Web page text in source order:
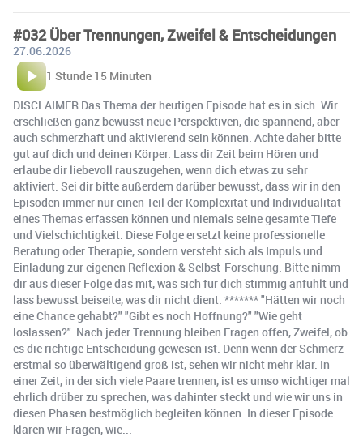
#032 Über Trennungen, Zweifel & Entscheidungen
27.06.2026
1 Stunde 15 Minuten
DISCLAIMER Das Thema der heutigen Episode hat es in sich. Wir
erschließen ganz bewusst neue Perspektiven, die spannend, aber
auch schmerzhaft und aktivierend sein können. Achte daher bitte
gut auf dich und deinen Körper. Lass dir Zeit beim Hören und
erlaube dir liebevoll rauszugehen, wenn dich etwas zu sehr
aktiviert. Sei dir bitte außerdem darüber bewusst, dass wir in den
Episoden immer nur einen Teil der Komplexität und Individualität
eines Themas erfassen können und niemals seine gesamte Tiefe
und Vielschichtigkeit. Diese Folge ersetzt keine professionelle
Beratung oder Therapie, sondern versteht sich als Impuls und
Einladung zur eigenen Reflexion & Selbst-Forschung. Bitte nimm
dir aus dieser Folge das mit, was sich für dich stimmig anfühlt und
lass bewusst beiseite, was dir nicht dient. ******* "Hätten wir noch
eine Chance gehabt?" "Gibt es noch Hoffnung?" "Wie geht
loslassen?" Nach jeder Trennung bleiben Fragen offen, Zweifel, ob
es die richtige Entscheidung gewesen ist. Denn wenn der Schmerz
erstmal so überwältigend groß ist, sehen wir nicht mehr klar. In
einer Zeit, in der sich viele Paare trennen, ist es umso wichtiger mal
ehrlich drüber zu sprechen, was dahinter steckt und wie wir uns in
diesen Phasen bestmöglich begleiten können. In dieser Episode
klären wir Fragen, wie...